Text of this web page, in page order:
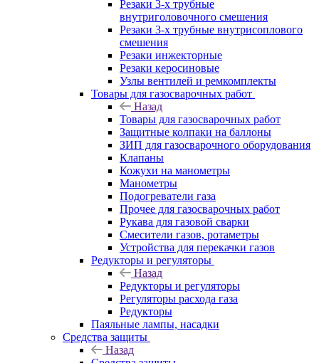
Резаки 3-х трубные
внутриголовочного смешения
Резаки 3-х трубные внутрисоплового
смешения
Резаки инжекторные
Резаки керосиновые
Узлы вентилей и ремкомплекты
Товары для газосварочных работ
Назад
Товары для газосварочных работ
Защитные колпаки на баллоны
ЗИП для газосварочного оборудования
Клапаны
Кожухи на манометры
Манометры
Подогреватели газа
Прочее для газосварочных работ
Рукава для газовой сварки
Смесители газов, ротаметры
Устройства для перекачки газов
Редукторы и регуляторы
Назад
Редукторы и регуляторы
Регуляторы расхода газа
Редукторы
Паяльные лампы, насадки
Средства защиты
Назад